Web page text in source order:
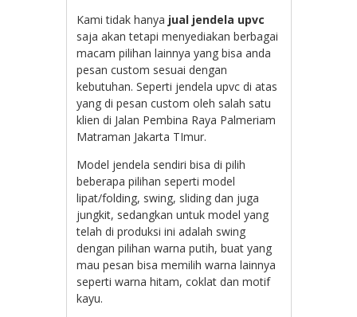
Kami tidak hanya jual jendela upvc
saja akan tetapi menyediakan berbagai
macam pilihan lainnya yang bisa anda
pesan custom sesuai dengan
kebutuhan. Seperti jendela upvc di atas
yang di pesan custom oleh salah satu
klien di Jalan Pembina Raya Palmeriam
Matraman Jakarta TImur.
Model jendela sendiri bisa di pilih
beberapa pilihan seperti model
lipat/folding, swing, sliding dan juga
jungkit, sedangkan untuk model yang
telah di produksi ini adalah swing
dengan pilihan warna putih, buat yang
mau pesan bisa memilih warna lainnya
seperti warna hitam, coklat dan motif
kayu.